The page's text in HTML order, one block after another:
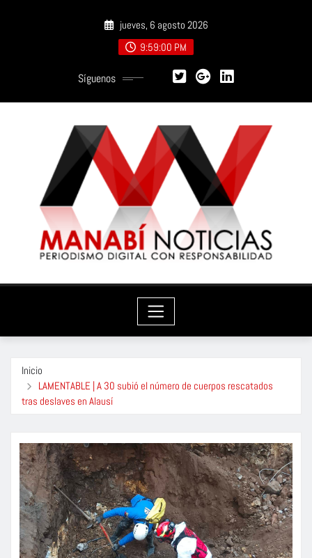
jueves, 6 agosto 2026
9:59:01 PM
Síguenos
Inicio
LAMENTABLE | A 30 subió el número de cuerpos rescatados
tras deslaves en Alausí